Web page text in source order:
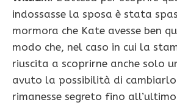
indossasse la sposa è stata
mormora che Kate avesse ben
modo che, nel caso in cui la
riuscita a scoprirne anche solo
avuto la possibilità di
rimanesse segreto fino